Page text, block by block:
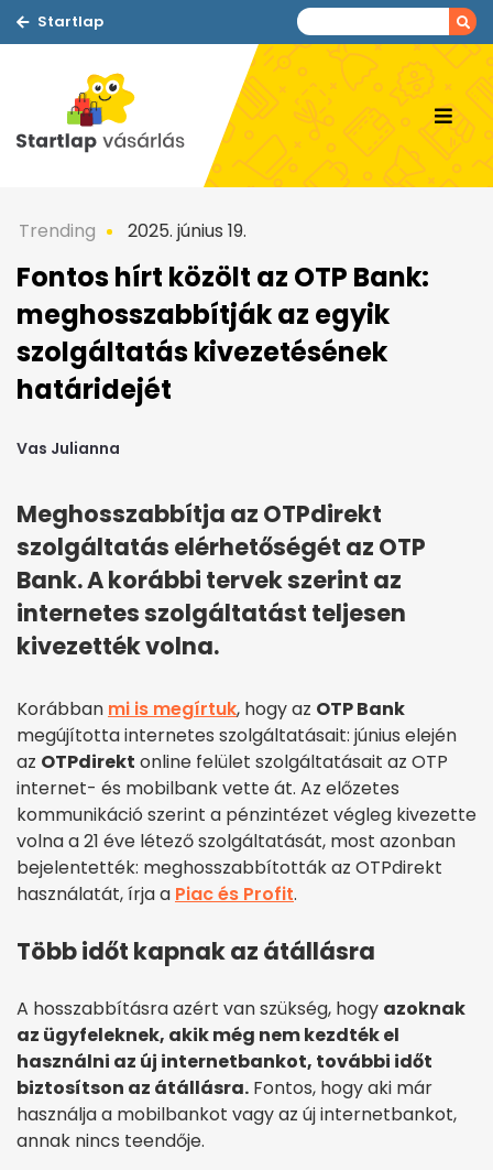
Startlap
Trending 2025. június 19.
Fontos hírt közölt az OTP Bank:
meghosszabbítják az egyik
szolgáltatás kivezetésének
határidejét
Vas Julianna
Meghosszabbítja az OTPdirekt
szolgáltatás elérhetőségét az OTP
Bank. A korábbi tervek szerint az
internetes szolgáltatást teljesen
kivezették volna.
Korábban mi is megírtuk, hogy az OTP Bank
megújította internetes szolgáltatásait: június elején
az OTPdirekt online felület szolgáltatásait az OTP
internet- és mobilbank vette át. Az előzetes
kommunikáció szerint a pénzintézet végleg kivezette
volna a 21 éve létező szolgáltatását, most azonban
bejelentették: meghosszabbították az OTPdirekt
használatát, írja a Piac és Profit.
Több időt kapnak az átállásra
A hosszabbításra azért van szükség, hogy azoknak
az ügyfeleknek, akik még nem kezdték el
használni az új internetbankot, további időt
biztosítson az átállásra. Fontos, hogy aki már
használja a mobilbankot vagy az új internetbankot,
annak nincs teendője.